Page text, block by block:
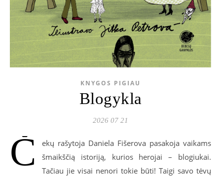
KNYGOS PIGIAU
Blogykla
2026 07 21
Č
ekų rašytoja Daniela Fišerova pasakoja vaikams
šmaikščią istoriją, kurios herojai – blogiukai.
Tačiau jie visai nenori tokie būti! Taigi savo tėvų